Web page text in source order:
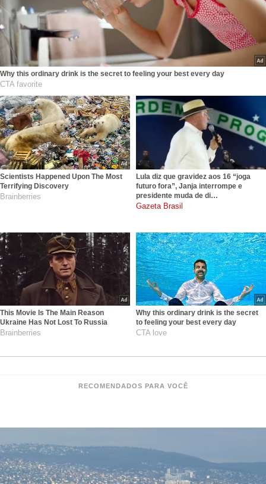
Why this ordinary drink is the secret to feeling your best every day
CTA favorite
Scientists Happened Upon The Most
Terrifying Discovery
Brainberries
Lula diz que gravidez aos 16 “joga
futuro fora”, Janja interrompe e
presidente muda de di…
gazetabrasil.com.br
This Movie Is The Main Reason
Ukraine Has Not Lost To Russia
Brainberries
Why this ordinary drink is the secret
to feeling your best every day
CTA love
RECOMENDADOS PARA VOCÊ